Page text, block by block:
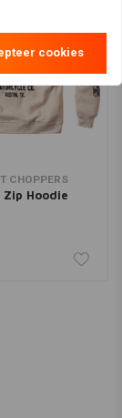
CHOPPERS
Hoodie
cookies